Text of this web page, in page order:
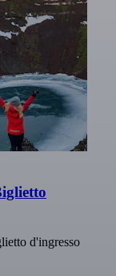
d'ingresso